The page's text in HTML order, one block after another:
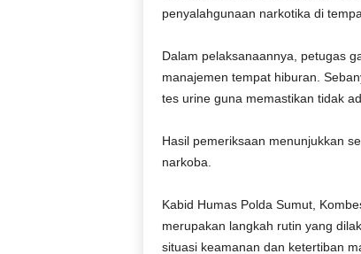
penyalahgunaan narkotika di
Dalam pelaksanaannya, petugas
manajemen tempat hiburan.
tes urine guna memastikan tidak
Hasil pemeriksaan menunjukkan
narkoba.
Kabid Humas Polda Sumut,
merupakan langkah rutin yang
situasi keamanan dan ketertiban